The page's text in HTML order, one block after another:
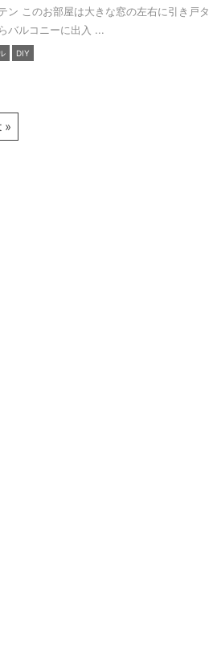
ン このお部屋は大きな窓の左右に引き戸タ
バルコニーに出入 ...
DIY
»